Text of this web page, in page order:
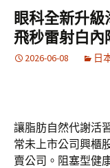
容
眼科全新升
飛秒雷射白內
2026-06-08 日
讓脂肪自然代謝活
常未上市公司興櫃
賣公司。阻塞型健